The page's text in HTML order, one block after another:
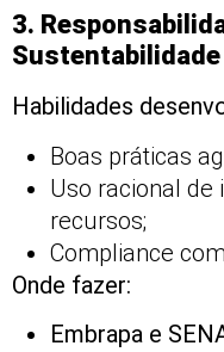
3.
Habilidades
Boas práticas
Uso racional de
recursos;
Compliance
Onde fazer:
Embrapa e